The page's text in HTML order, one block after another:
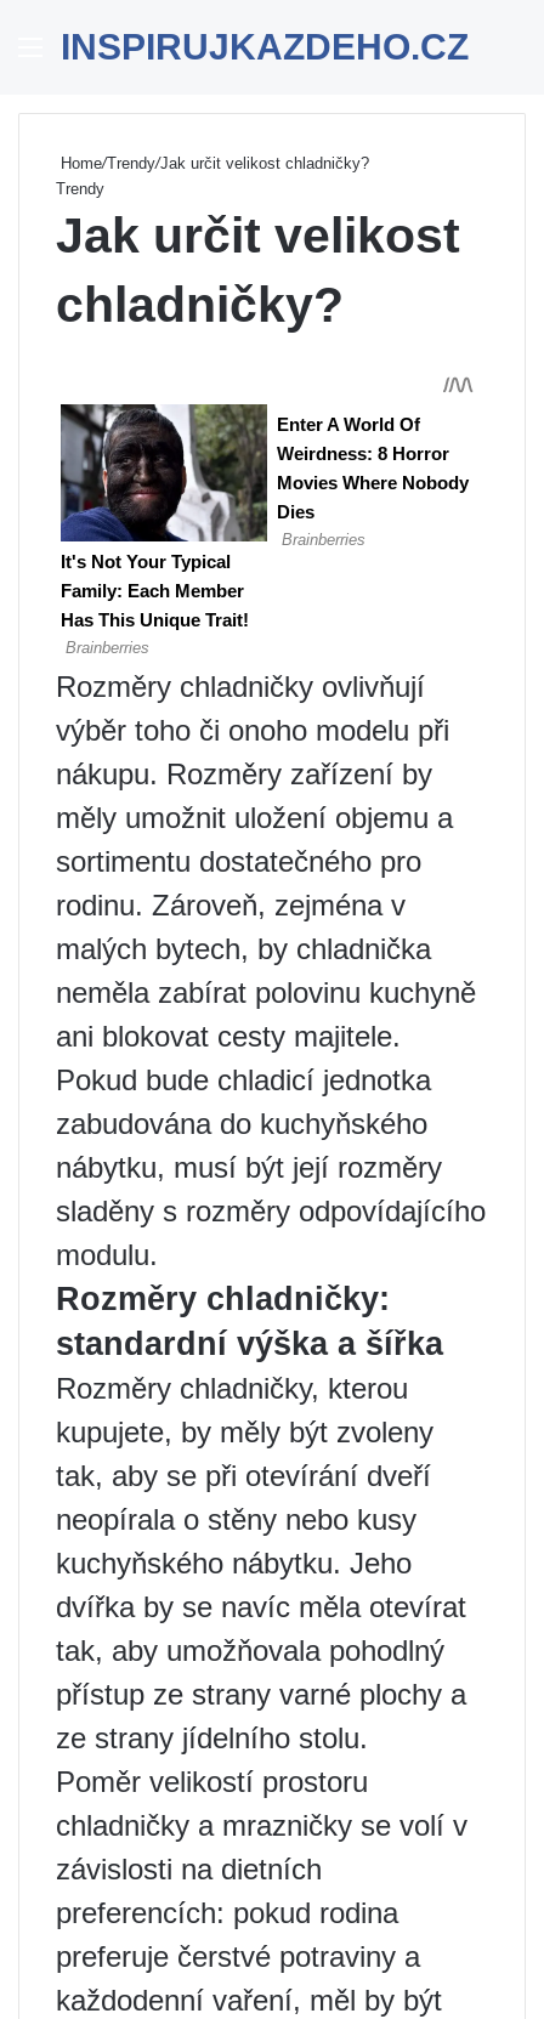
Menu
INSPIRUJKAZDEHO.CZ
Home/Trendy/Jak určit velikost chladničky?
Trendy
Jak určit velikost
chladničky?
Rozměry chladničky ovlivňují
výběr toho či onoho modelu při
nákupu. Rozměry zařízení by
měly umožnit uložení objemu a
sortimentu dostatečného pro
rodinu. Zároveň, zejména v
malých bytech, by chladnička
neměla zabírat polovinu kuchyně
ani blokovat cesty majitele.
Pokud bude chladicí jednotka
zabudována do kuchyňského
nábytku, musí být její rozměry
sladěny s rozměry odpovídajícího
modulu.
Rozměry chladničky:
standardní výška a šířka
Rozměry chladničky, kterou
kupujete, by měly být zvoleny
tak, aby se při otevírání dveří
neopírala o stěny nebo kusy
kuchyňského nábytku. Jeho
dvířka by se navíc měla otevírat
tak, aby umožňovala pohodlný
přístup ze strany varné plochy a
ze strany jídelního stolu.
Poměr velikostí prostoru
chladničky a mrazničky se volí v
závislosti na dietních
preferencích: pokud rodina
preferuje čerstvé potraviny a
každodenní vaření, měl by být